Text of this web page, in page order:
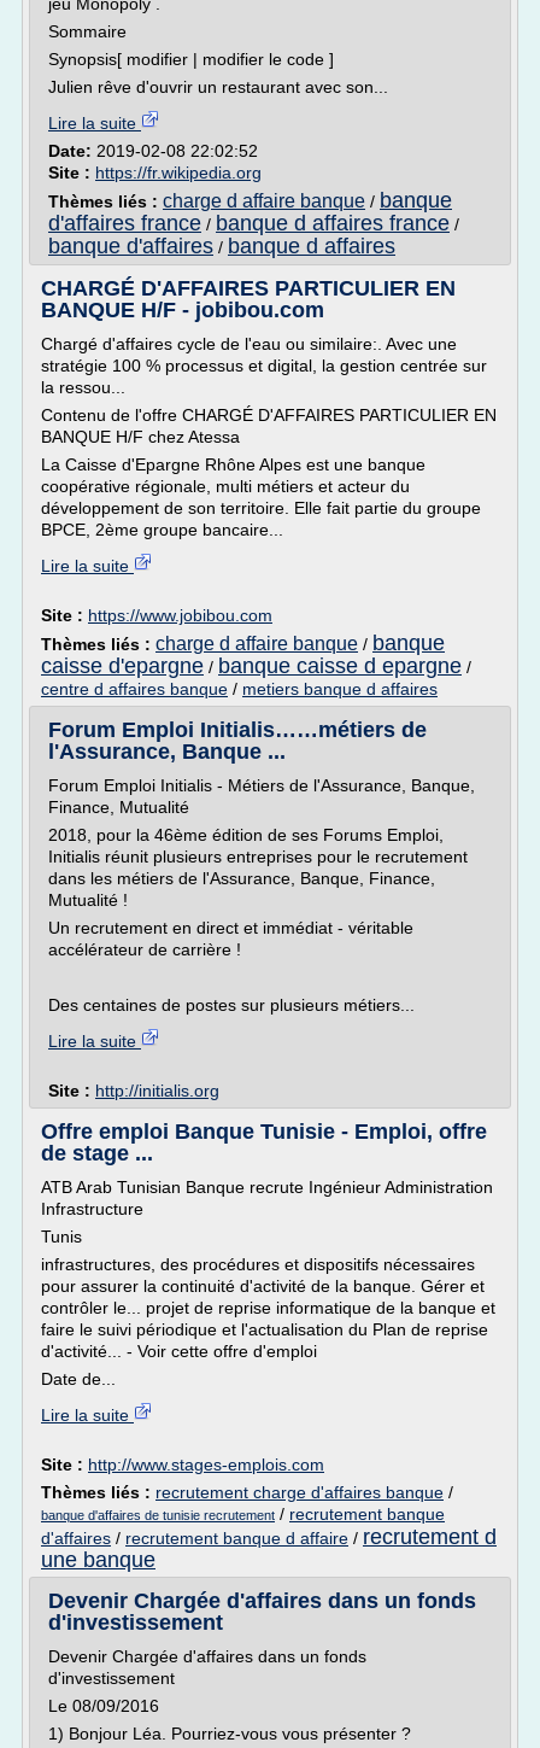
Sommaire
Synopsis[ modifier | modifier le code ]
Julien rêve d'ouvrir un restaurant avec son...
Lire la suite
Date: 2019-02-08 22:02:52
Site : https://fr.wikipedia.org
Thèmes liés : charge d affaire banque / banque
d'affaires france / banque d affaires france /
banque d'affaires / banque d affaires
CHARGÉ D'AFFAIRES PARTICULIER EN
BANQUE H/F - jobibou.com
Chargé d'affaires cycle de l'eau ou similaire:. Avec une
stratégie 100 % processus et digital, la gestion centrée sur
la ressou...
Contenu de l'offre CHARGÉ D'AFFAIRES PARTICULIER EN
BANQUE H/F chez Atessa
La Caisse d'Epargne Rhône Alpes est une banque
coopérative régionale, multi métiers et acteur du
développement de son territoire. Elle fait partie du groupe
BPCE, 2ème groupe bancaire...
Lire la suite
Site : https://www.jobibou.com
Thèmes liés : charge d affaire banque / banque
caisse d'epargne / banque caisse d epargne /
centre d affaires banque / metiers banque d affaires
Forum Emploi Initialis……métiers de
l'Assurance, Banque ...
Forum Emploi Initialis - Métiers de l'Assurance, Banque,
Finance, Mutualité
2018, pour la 46ème édition de ses Forums Emploi,
Initialis réunit plusieurs entreprises pour le recrutement
dans les métiers de l'Assurance, Banque, Finance,
Mutualité !
Un recrutement en direct et immédiat - véritable
accélérateur de carrière !
Des centaines de postes sur plusieurs métiers...
Lire la suite
Site : http://initialis.org
Offre emploi Banque Tunisie - Emploi, offre
de stage ...
ATB Arab Tunisian Banque recrute Ingénieur Administration
Infrastructure
Tunis
infrastructures, des procédures et dispositifs nécessaires
pour assurer la continuité d'activité de la banque. Gérer et
contrôler le... projet de reprise informatique de la banque et
faire le suivi périodique et l'actualisation du Plan de reprise
d'activité... - Voir cette offre d'emploi
Date de...
Lire la suite
Site : http://www.stages-emplois.com
Thèmes liés : recrutement charge d'affaires banque /
banque d'affaires de tunisie recrutement / recrutement banque
d'affaires / recrutement banque d affaire / recrutement d
une banque
Devenir Chargée d'affaires dans un fonds
d'investissement
Devenir Chargée d'affaires dans un fonds
d'investissement
Le 08/09/2016
1) Bonjour Léa. Pourriez-vous vous présenter ?